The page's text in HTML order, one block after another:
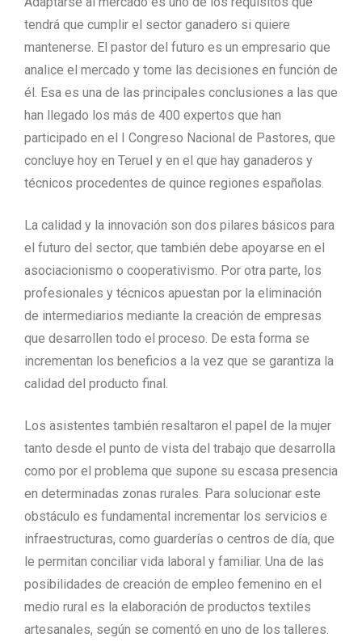
tendrá que cumplir el sector ganadero si quiere
mantenerse. El pastor del futuro es un empresario que
analice el mercado y tome las decisiones en función de
él. Esa es una de las principales conclusiones a las que
han llegado los más de 400 expertos que han
participado en el I Congreso Nacional de Pastores, que
concluye hoy en Teruel y en el que hay ganaderos y
técnicos procedentes de quince regiones españolas.
La calidad y la innovación son dos pilares básicos para
el futuro del sector, que también debe apoyarse en el
asociacionismo o cooperativismo. Por otra parte, los
profesionales y técnicos apuestan por la eliminación
de intermediarios mediante la creación de empresas
que desarrollen todo el proceso. De esta forma se
incrementan los beneficios a la vez que se garantiza la
calidad del producto final.
Los asistentes también resaltaron el papel de la mujer
tanto desde el punto de vista del trabajo que desarrolla
como por el problema que supone su escasa presencia
en determinadas zonas rurales. Para solucionar este
obstáculo es fundamental incrementar los servicios e
infraestructuras, como guarderías o centros de día, que
le permitan conciliar vida laboral y familiar. Una de las
posibilidades de creación de empleo femenino en el
medio rural es la elaboración de productos textiles
artesanales, según se comentó en uno de los talleres.